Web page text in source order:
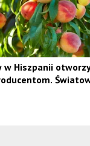
w Hiszpanii